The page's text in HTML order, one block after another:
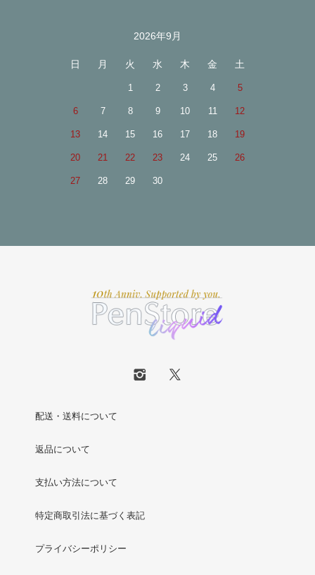
2026年9月
日 月 火 水 木 金 土
1 2 3 4 5
6 7 8 9 10 11 12
13 14 15 16 17 18 19
20 21 22 23 24 25 26
27 28 29 30
配送・送料について
返品について
支払い方法について
特定商取引法に基づく表記
プライバシーポリシー